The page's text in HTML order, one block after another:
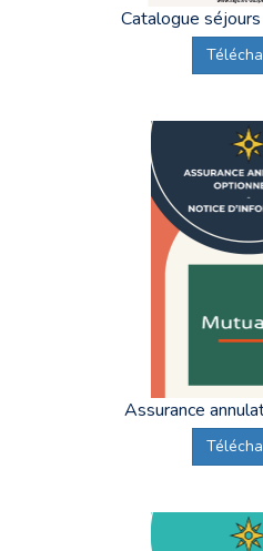
Catalogue
Assurance